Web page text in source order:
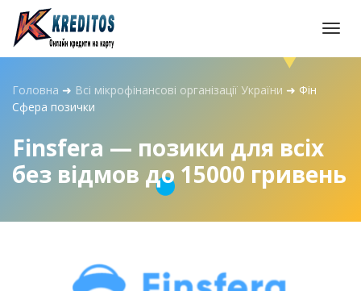
Головна ➜ Всі мікрофінансові організації України ➜ Фін
Сфера позички
Finsfera — позики для всіх
без відмов до 15000 гривень